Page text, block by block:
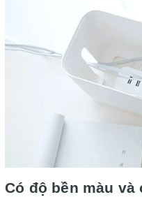
Có độ bền màu và